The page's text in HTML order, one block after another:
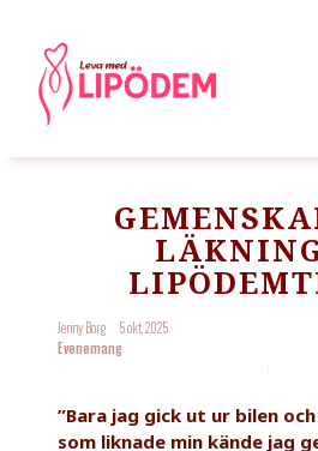
Jenny Borg
5 okt, 2025
Evenemang
”Bara jag gick ut ur bilen
som liknade min kände jag